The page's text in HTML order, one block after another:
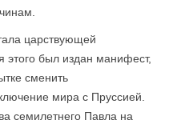
царствующей
этого был издан манифест,
сменить
мира с Пруссией.
семилетнего Павла на